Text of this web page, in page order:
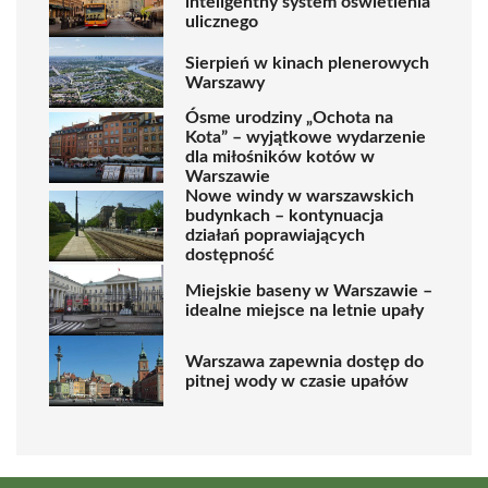
ulicznego
Sierpień w kinach plenerowych
Warszawy
Ósme urodziny „Ochota na
Kota” – wyjątkowe wydarzenie
dla miłośników kotów w
Warszawie
Nowe windy w warszawskich
budynkach – kontynuacja
działań poprawiających
dostępność
Miejskie baseny w Warszawie –
idealne miejsce na letnie upały
Warszawa zapewnia dostęp do
pitnej wody w czasie upałów